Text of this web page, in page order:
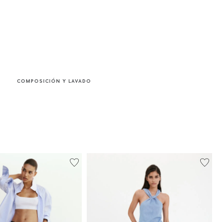
COMPOSICIÓN Y LAVADO